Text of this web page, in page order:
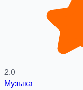
2.0
Музыка